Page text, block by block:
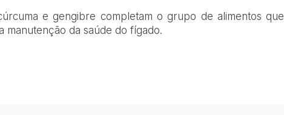
e gengibre completam o grupo de alimentos que
manutenção da saúde do fígado.